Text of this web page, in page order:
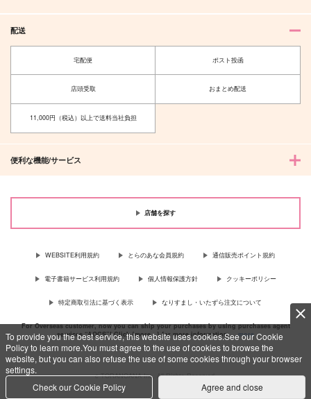
To provide you the best service, this website uses cookies.See our Cookie
Policy to learn more.You must agree to the use of cookies to browse the
website, but you can also refuse the use of some cookies through your browser
settings.
Check our Cookie Policy
Agree and close
配送
宅配便 ポスト投函
店頭受取 おまとめ配送
11,000円（税込）以上で送料当社負担
便利な機能/サービス
店舗を探す
WEBSITE利用規約 とらのあな会員規約 通信販売ポイント規約
電子書籍サービス利用規約 個人情報保護方針 クッキーポリシー
特定商取引法に基づく表示 なりすまし・いたずら注文について
For Overseas customer, now you can ship your purchases by using purchases agent
services “AOCS”! Click {more…} for more information …more
c TORANOANA Inc, All Rights Reserved.